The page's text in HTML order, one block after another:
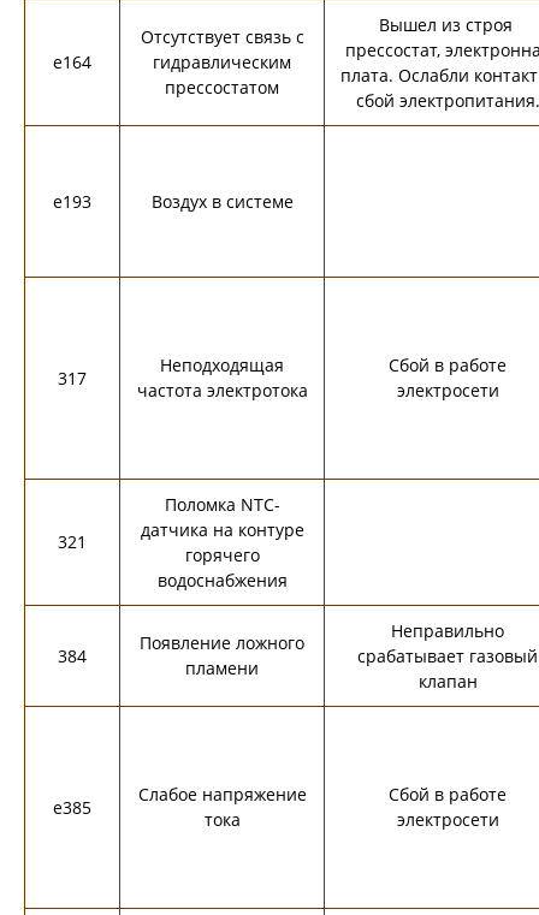
e164
Отсутствует связь с
гидравлическим
прессостатом
Вышел из строя
прессостат,
плата. Ослабли
сбой электропитания.
e193 Воздух в системе
317
Неподходящая
частота электротока
Сбой в работе
электросети
321
Поломка NTC-
датчика на контуре
горячего
водоснабжения
384
Появление ложного
пламени
Неправильно
срабатывает газовый
клапан
e385
Слабое напряжение
тока
Сбой в работе
электросети